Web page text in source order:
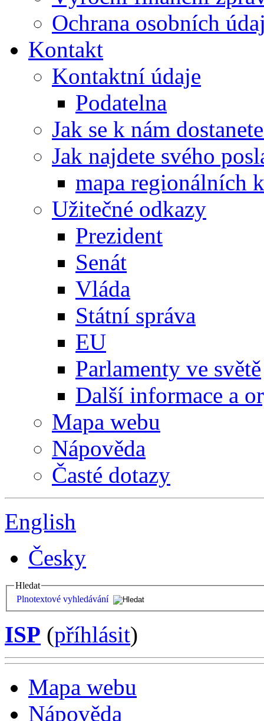
Ochrana osobních
Kontakt
Kontaktní údaje
Podatelna
Jak se k nám
Jak najdete svého
mapa regionálních
Užitečné odkazy
Prezident
Senát
Vláda
Státní správa
EU
Parlamenty ve světě
Další informace a
Mapa webu
Nápověda
Časté dotazy
English
Česky
Hledat
Plnotextové vyhledávání
ISP (příhlásit)
Mapa webu
Nápověda